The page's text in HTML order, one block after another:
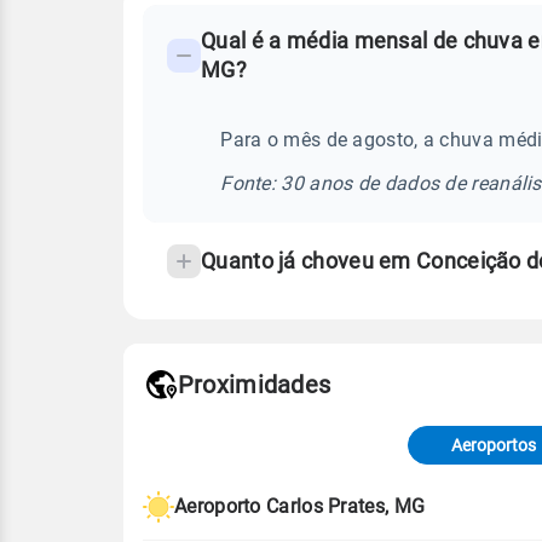
Perguntas
temperatura
Qual é a média mensal de chuva
MG?
Para o mês de agosto, a chuva
Fonte: 30 anos de dados de
Quanto já choveu em Conceição
de Tempo e Estudos Climáticos
Proximidades
Aeroportos
Aeroporto Carlos Prates, MG